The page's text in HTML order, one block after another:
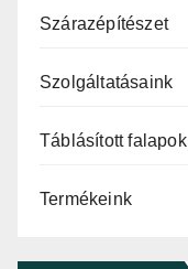
Szárazépítészet
Szolgáltatásaink
Táblásított falapok
Termékeink